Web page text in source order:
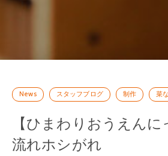
News
スタッフブログ 制作 菜
【ひまわりおうえん
流れホシがれ